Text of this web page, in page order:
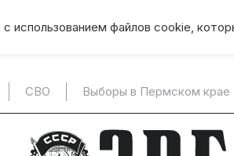
использованием файлов cookie,
СВО Выборы в Пермском крае